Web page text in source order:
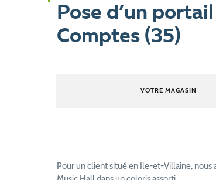
Pose d’un
Comptes (35)
VOTRE MAGASIN
Pour un client situé en Ile-et-Villaine, nous